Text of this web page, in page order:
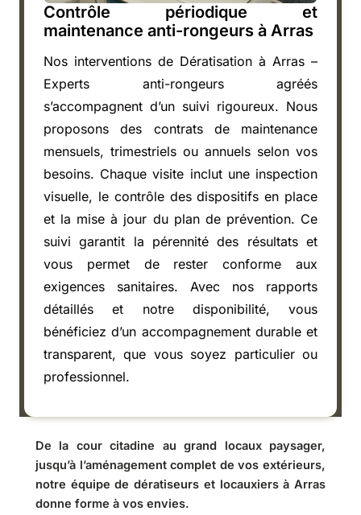
Contrôle périodique et
maintenance anti-rongeurs à Arras
Nos interventions de Dératisation à Arras –
Experts anti-rongeurs agréés
s’accompagnent d’un suivi rigoureux. Nous
proposons des contrats de maintenance
mensuels, trimestriels ou annuels selon vos
besoins. Chaque visite inclut une inspection
visuelle, le contrôle des dispositifs en place
et la mise à jour du plan de prévention. Ce
suivi garantit la pérennité des résultats et
vous permet de rester conforme aux
exigences sanitaires. Avec nos rapports
détaillés et notre disponibilité, vous
bénéficiez d’un accompagnement durable et
transparent, que vous soyez particulier ou
professionnel.
De la cour citadine au grand locaux paysager,
jusqu’à l’aménagement complet de vos extérieurs,
notre équipe de dératiseurs et locauxiers à Arras
donne forme à vos envies.